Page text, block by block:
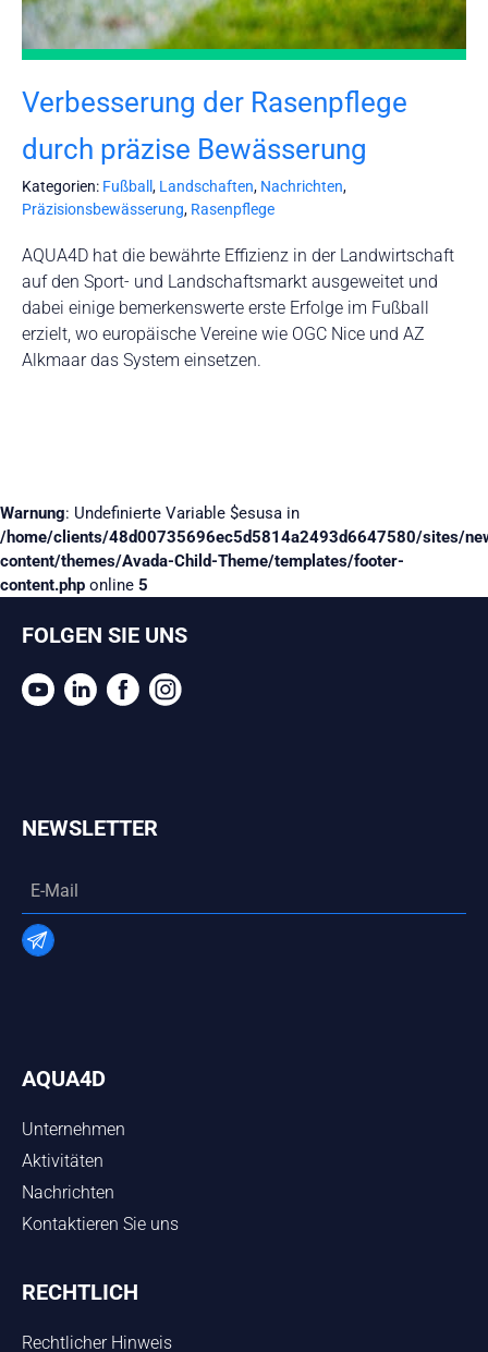
Verbesserung der Rasenpflege
durch präzise Bewässerung
Kategorien: Fußball , Landschaften, Nachrichten,
Präzisionsbewässerung, Rasenpflege
AQUA4D hat die bewährte Effizienz in der Landwirtschaft
auf den Sport- und Landschaftsmarkt ausgeweitet und
dabei einige bemerkenswerte erste Erfolge im Fußball
erzielt, wo europäische Vereine wie OGC Nice und AZ
Alkmaar das System einsetzen.
Warnung: Undefinierte Variable $esusa in
/home/clients/48d00735696ec5d5814a2493d6647580/sites/
content/themes/Avada-Child-Theme/templates/footer-
content.php online 5
FOLGEN SIE UNS
NEWSLETTER
AQUA4D
Unternehmen
Aktivitäten
Nachrichten
Kontaktieren Sie uns
RECHTLICH
Rechtlicher Hinweis